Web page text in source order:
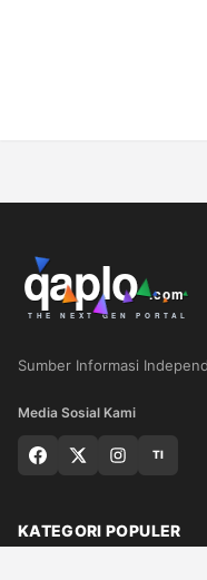
Sumber Informasi
Media Sosial Kami
TI
KATEGORI POPULER